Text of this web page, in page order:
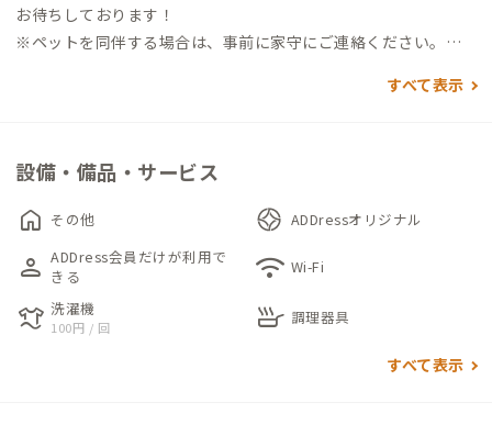
お待ちしております！
※ペットを同伴する場合は、事前に家守にご連絡ください。ペ
----------------------------------------------------------------
初めて利用される際は21時までの到着をお願いしております。
※2日目以降、2回目以降につきましてはご案内を省きますので
門限はございません。
※家守不在の場合は、予約承認メッセージまたは個別メールに
てご連絡いたします。
----------------------------------------------------------------
すべて表示
設備・備品・サービス
home その他 ADDressオリジナル
person ADDress会員だけが利用で
きる
wifi Wi-Fi
laundry 洗濯機
100円 / 回 skillet 調理器具
すべて表示